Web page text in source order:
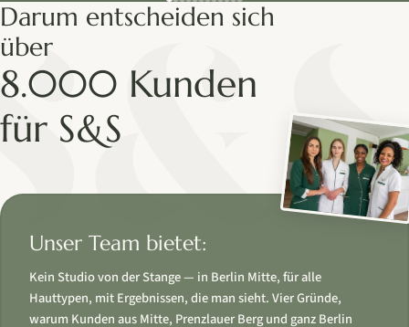
Darum entscheiden sich
über
8.000 Kunden
für S&S
Unser Team bietet:
Kein Studio von der Stange — in Berlin Mitte, für alle
Hauttypen, mit Ergebnissen, die man sieht. Vier Gründe,
warum Kunden aus Mitte, Prenzlauer Berg und ganz Berlin